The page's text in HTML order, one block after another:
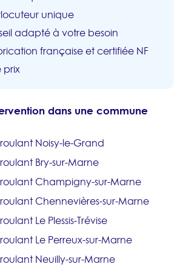
unique
adapté à votre besoin
française et certifiée NF
prix
dans une commune
Noisy-le-Grand
Bry-sur-Marne
Champigny-sur-Marne
Chennevières-sur-Marne
Le Plessis-Trévise
Le Perreux-sur-Marne
Neuilly-sur-Marne